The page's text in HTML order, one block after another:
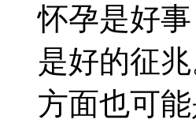
怀孕是好
是好的征
方面也可